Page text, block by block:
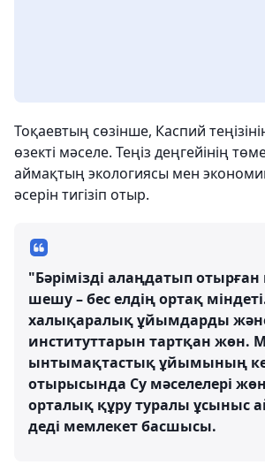
Тоқаевтың сөзінше, Каспий
өзекті мәселе. Теңіз деңгейінің
аймақтың экологиясы мен
әсерін тигізіп отыр.
"Бәрімізді алаңдатып отырған
шешу – бес елдің ортақ
халықаралық ұйымдарды
институттарын тартқан жөн.
ынтымақтастық ұйымының
отырысында Су мәселелері
орталық құру туралы ұсыныс
деді мемлекет басшысы.